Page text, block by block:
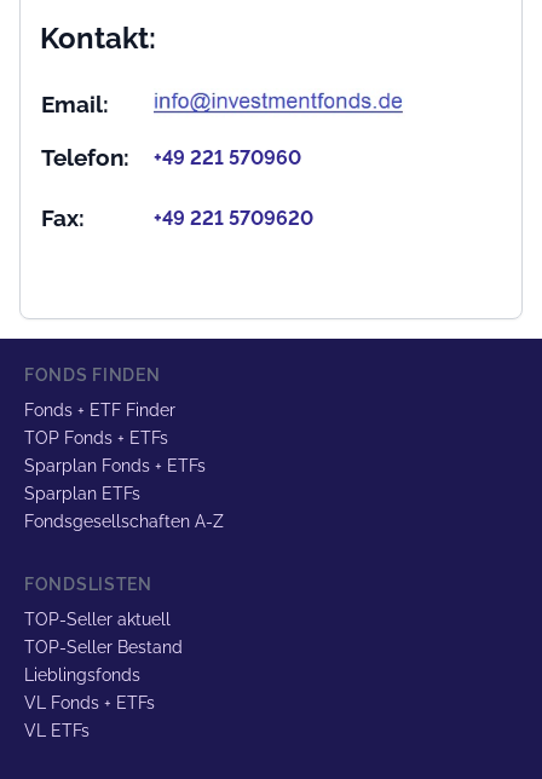
Kontakt:
Email:
Telefon:
+49 221 570960
Fax: +49 221 5709620
FONDS FINDEN
Fonds + ETF Finder
TOP Fonds + ETFs
Sparplan Fonds + ETFs
Sparplan ETFs
Fondsgesellschaften A-Z
FONDSLISTEN
TOP-Seller aktuell
TOP-Seller Bestand
Lieblingsfonds
VL Fonds + ETFs
VL ETFs